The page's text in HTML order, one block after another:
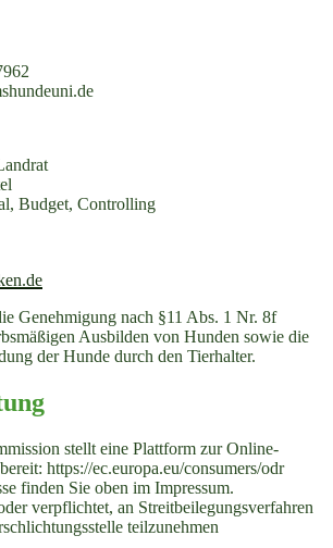
Budget, Controlling
Genehmigung nach §11 Abs. 1 Nr. 8f
Ausbilden von Hunden sowie die
der Hunde durch den Tierhalter.
stellt eine Plattform zur Online-
https://ec.europa.eu/consumers/odr
finden Sie oben im Impressum.
verpflichtet, an Streitbeilegungsverfahren
teilzunehmen